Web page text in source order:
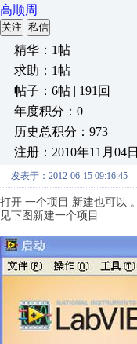
高顺周
关注 私信
精华：1帖
求助：1帖
帖子：6帖 | 191回
年度积分：0
历史总积分：973
注册：2010年11月04日
发表于：2012-06-15 09:16:45
打开 一个项目 新建也可以 。
见下图新建一个项目